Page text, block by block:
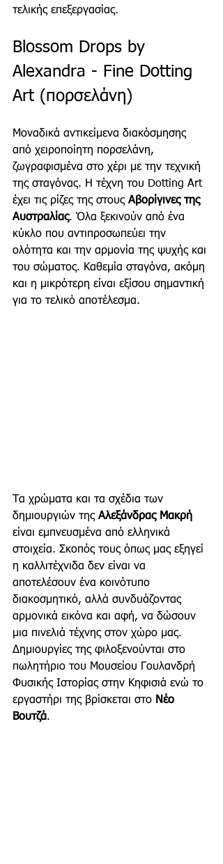
τελικής επεξεργασίας.
Blossom Drops by
Alexandra - Fine Dotting
Art (πορσελάνη)
Μοναδικά αντικείμενα διακόσμησης
από χειροποίητη πορσελάνη,
ζωγραφισμένα στο χέρι με την τεχνική
της σταγόνας. Η τέχνη του Dotting Art
έχει τις ρίζες της στους Αβορίγινες της
Αυστραλίας. Όλα ξεκινούν από ένα
κύκλο που αντιπροσωπεύει την
ολότητα και την αρμονία της ψυχής και
του σώματος. Καθεμία σταγόνα, ακόμη
και η μικρότερη είναι εξίσου σημαντική
για το τελικό αποτέλεσμα.
Τα χρώματα και τα σχέδια των
δημιουργιών της Αλεξάνδρας Μακρή
είναι εμπνευσμένα από ελληνικά
στοιχεία. Σκοπός τους όπως μας εξηγεί
η καλλιτέχνιδα δεν είναι να
αποτελέσουν ένα κοινότυπο
διακοσμητικό, αλλά συνδυάζοντας
αρμονικά εικόνα και αφή, να δώσουν
μια πινελιά τέχνης στον χώρο μας.
Δημιουργίες της φιλοξενούνται στο
πωλητήριο του Μουσείου Γουλανδρή
Φυσικής Ιστορίας στην Κηφισιά ενώ το
εργαστήρι της βρίσκεται στο Νέο
Βουτζά.